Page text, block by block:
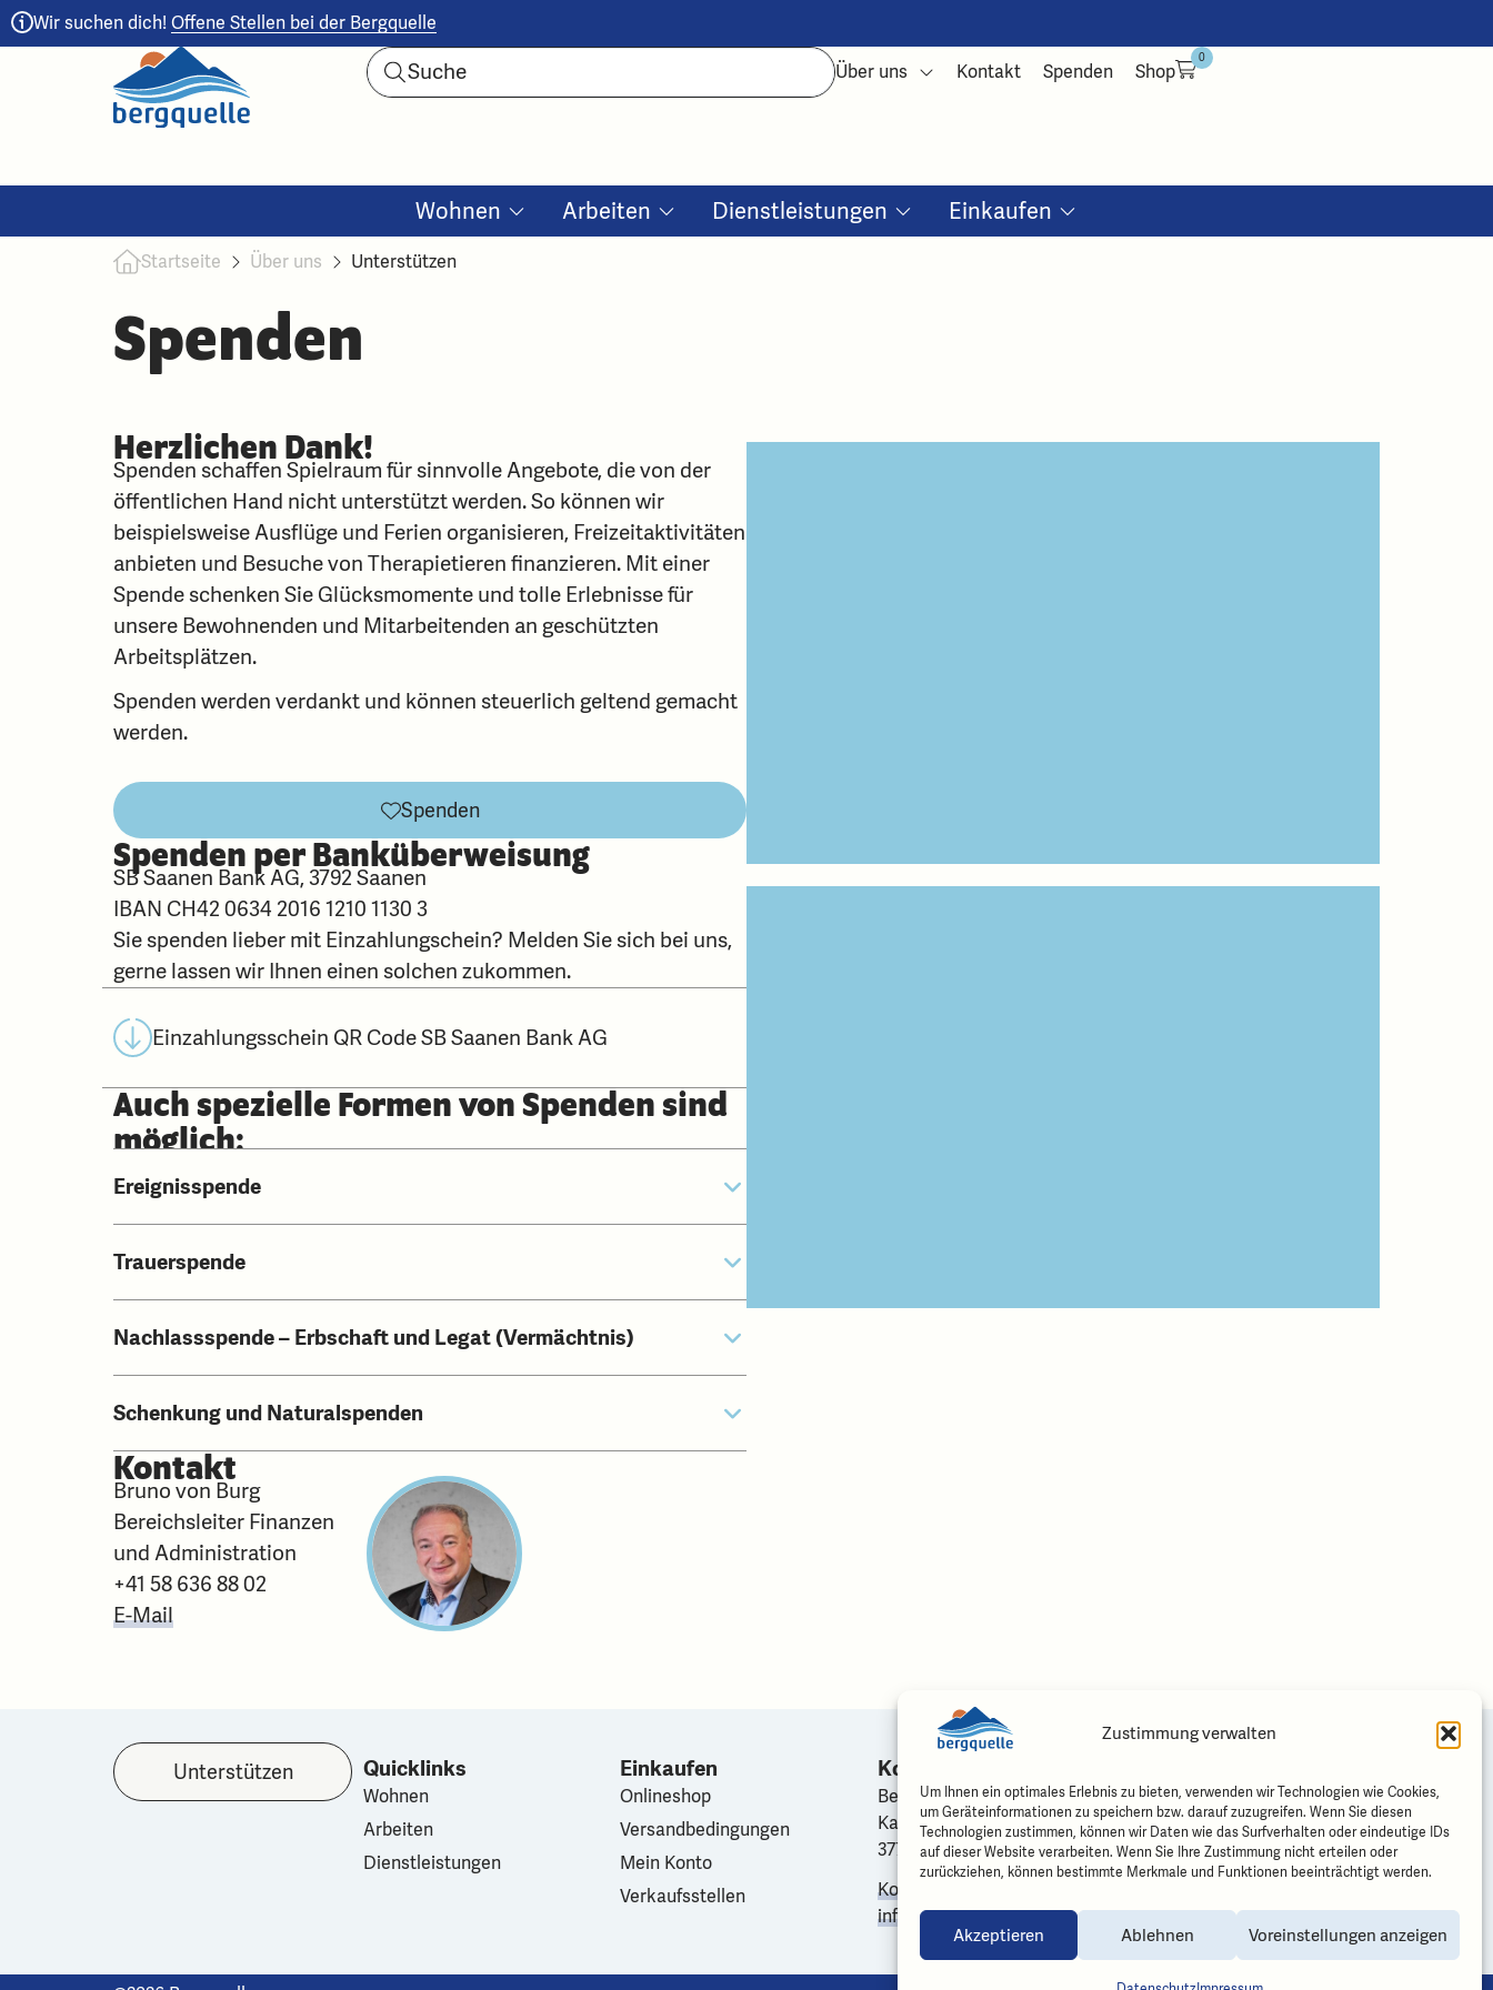
Zustimmung verwalten
Um Ihnen ein optimales Erlebnis zu bieten, verwenden wir Technologien wie Cookies,
um Geräteinformationen zu speichern bzw. darauf zuzugreifen. Wenn Sie diesen
Technologien zustimmen, können wir Daten wie das Surfverhalten oder eindeutige IDs
auf dieser Website verarbeiten. Wenn Sie Ihre Zustimmung nicht erteilen oder
zurückziehen, können bestimmte Merkmale und Funktionen beeinträchtigt werden.
Akzeptieren Ablehnen Voreinstellungen anzeigen
Wir suchen dich!Offene Stellen bei der Bergquelle
Über uns Kontakt Spenden Shop
0
Wohnen Arbeiten Dienstleistungen Einkaufen
Startseite Über uns Unterstützen
Spenden
Herzlichen Dank!
Spenden schaffen Spielraum für sinnvolle Angebote, die von der
öffentlichen Hand nicht unterstützt werden. So können wir
beispielsweise Ausflüge und Ferien organisieren, Freizeitaktivitäten
anbieten und Besuche von Therapietieren finanzieren. Mit einer
Spende schenken Sie Glücksmomente und tolle Erlebnisse für
unsere Bewohnenden und Mitarbeitenden an geschützten
Arbeitsplätzen.
Spenden werden verdankt und können steuerlich geltend gemacht
werden.
Spenden
Spenden per Banküberweisung
SB Saanen Bank AG, 3792 Saanen
IBAN CH42 0634 2016 1210 1130 3
Sie spenden lieber mit Einzahlungschein? Melden Sie sich bei uns,
gerne lassen wir Ihnen einen solchen zukommen.
Einzahlungsschein QR Code SB Saanen Bank AG
Auch spezielle Formen von Spenden sind
möglich:
Ereignisspende
Trauerspende
Nachlassspende – Erbschaft und Legat (Vermächtnis)
Schenkung und Naturalspenden
Kontakt
Bruno von Burg
Bereichsleiter Finanzen
und Administration
+41 58 636 88 02
E-Mail
Unterstützen Quicklinks
Wohnen
Arbeiten
Dienstleistungen
Einkaufen
Onlineshop
Versandbedingungen
Mein Konto
Verkaufsstellen
Kontakt
Bergquelle
Karl Haueter-Strasse 2
3770 Zweisimmen
Kontakt Bereiche
info@bergquelle.ch